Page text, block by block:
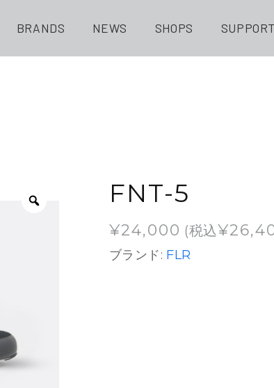
BRANDS NEWS SHOPS SUPPORT
FNT-5
¥24,000 (税込¥
ブランド: FLR